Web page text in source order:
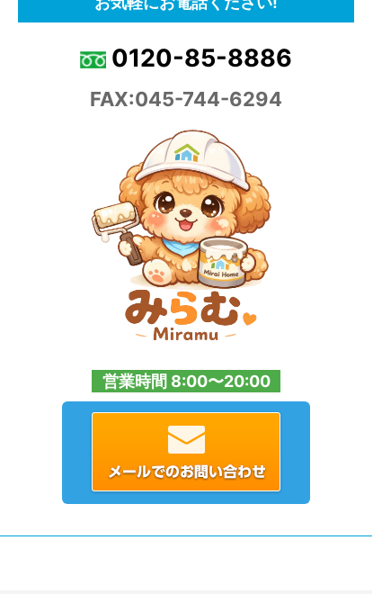
0120-85-8886
FAX:045-744-6294
営業時間 8:00〜20:00